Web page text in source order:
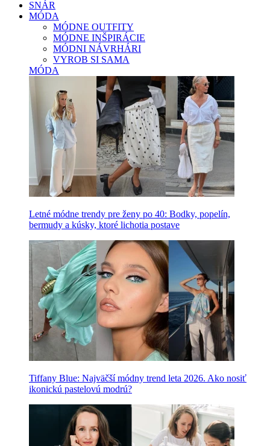
SNÁR
MÓDA
MÓDNE OUTFITY
MÓDNE INŠPIRÁCIE
MÓDNI NÁVRHÁRI
VYROB SI SAMA
MÓDA
Letné módne trendy pre ženy po 40: Bodky, popelín,
bermudy a kúsky, ktoré lichotia postave
Tiffany Blue: Najväčší módny trend leta 2026. Ako nosiť
ikonickú pastelovú modrú?